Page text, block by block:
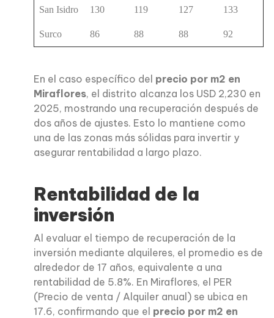
San Isidro 130 119 127 133
Surco 86 88 88 92
En el caso específico del precio por m2 en
Miraflores, el distrito alcanza los USD 2,230 en
2025, mostrando una recuperación después de
dos años de ajustes. Esto lo mantiene como
una de las zonas más sólidas para invertir y
asegurar rentabilidad a largo plazo.
Rentabilidad de la
inversión
Al evaluar el tiempo de recuperación de la
inversión mediante alquileres, el promedio es de
alrededor de 17 años, equivalente a una
rentabilidad de 5.8%. En Miraflores, el PER
(Precio de venta / Alquiler anual) se ubica en
17.6, confirmando que el precio por m2 en